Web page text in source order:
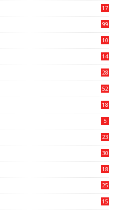
17
99
10
14
28
52
18
5
23
30
18
25
15